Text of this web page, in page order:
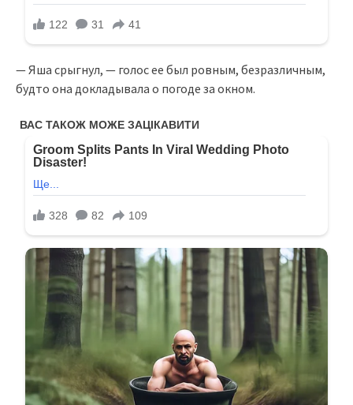
— Яша срыгнул, — голос ее был ровным, безразличным,
будто она докладывала о погоде за окном.